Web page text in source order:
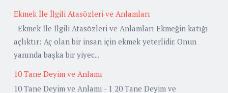
Ekmek İle İlgili Atasözleri ve Anlamları
Ekmek İle İlgili Atasözleri ve Anlamları Ekmeğin katığı
açlıktır: Aç olan bir insan için ekmek yeterlidir. Onun
yanında başka bir yiyec...
10 Tane Deyim ve Anlamı
10 Tane Deyim ve Anlamı - 1 20 Tane Deyim ve